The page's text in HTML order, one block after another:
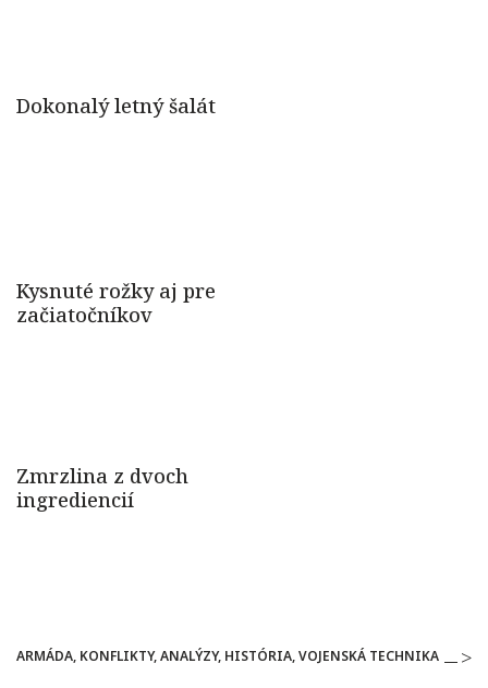
ARMÁDA, KONFLIKTY, ANALÝZY, HISTÓRIA, VOJENSKÁ TECHNIKA